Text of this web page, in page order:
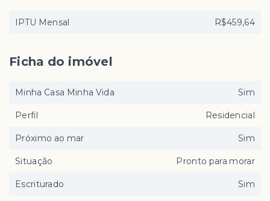
IPTU Mensal R$459,64
Ficha do imóvel
Minha Casa Minha Vida Sim
Perfil Residencial
Próximo ao mar Sim
Situação Pronto para morar
Escriturado Sim